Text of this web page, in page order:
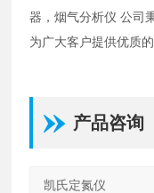
器，烟气分析仪 公司
为广大客户提供优质
产品咨询